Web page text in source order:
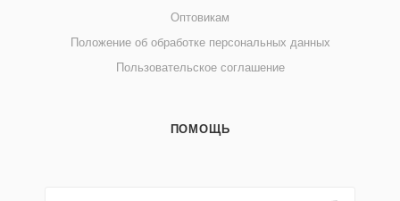
Оптовикам
Положение об обработке персональных данных
Пользовательское соглашение
ПОМОЩЬ